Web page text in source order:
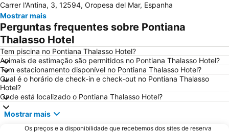
Benicarló - Peñíscola
Castellon Airport
Faro del Grao
Font Nova
Arenal Sound
Aquarama
Cerro Mar
Casco histórico
Concha
Del Carregador
Recinte Amurallat de Vila-real
Cap Blanc
Conjunto Histórico de la ciudad de Peñiscola
L'Alcudia
Carrer l'Antina, 3, 12594, Oropesa del Mar, Espanha
Mostrar mais
Perguntas frequentes sobre Pontiana
Thalasso Hotel
Tem piscina no Pontiana Thalasso Hotel?
Animais de estimação são permitidos no Pontiana Thalasso Hotel?
Tem estacionamento disponível no Pontiana Thalasso Hotel?
Qual é o horário de check-in e check-out no Pontiana Thalasso
Hotel?
Onde está localizado o Pontiana Thalasso Hotel?
Mostrar mais
Os preços e a disponibilidade que recebemos dos sites de reserva